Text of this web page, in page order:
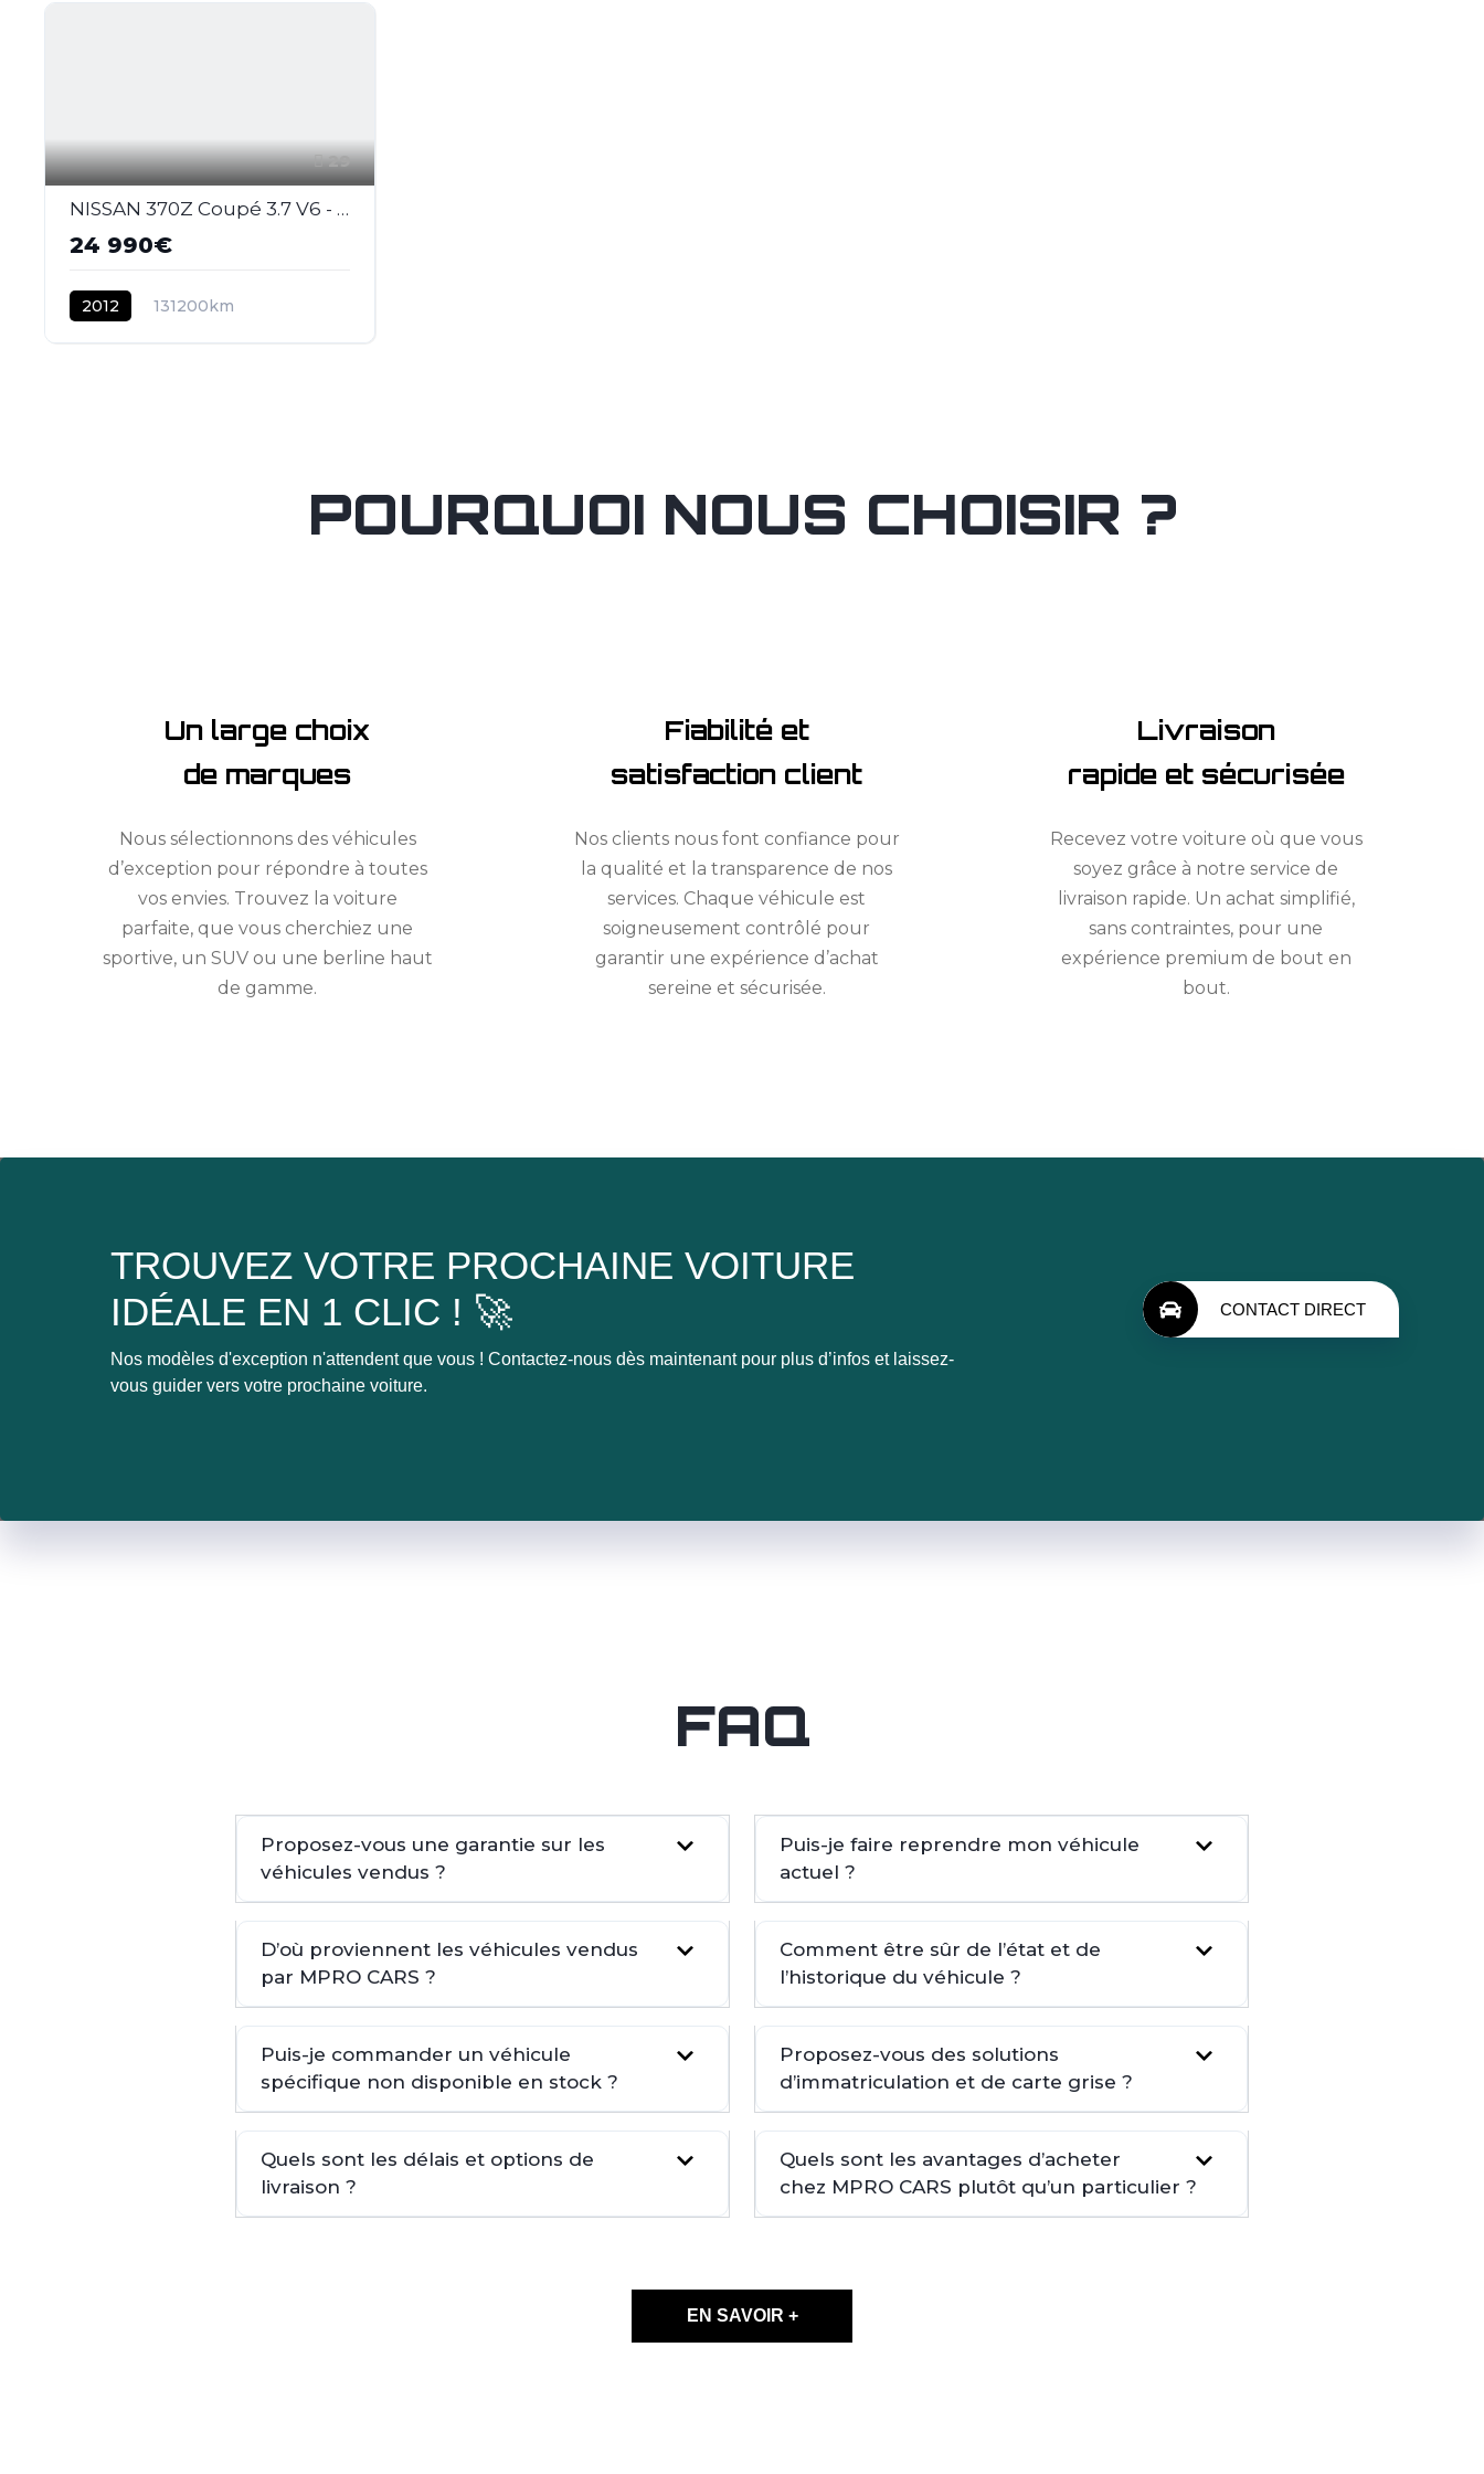
29
NISSAN 370Z Coupé 3.7 V6 - 328 - BVA COUPE GT Edition PHASE 1
24 990€
2012
131200km
POURQUOI NOUS CHOISIR ?
Un large choix
de marques
Nous sélectionnons des véhicules
d’exception pour répondre à toutes
vos envies. Trouvez la voiture
parfaite, que vous cherchiez une
sportive, un SUV ou une berline haut
de gamme.
Fiabilité et
satisfaction client
Nos clients nous font confiance pour
la qualité et la transparence de nos
services. Chaque véhicule est
soigneusement contrôlé pour
garantir une expérience d’achat
sereine et sécurisée.
Livraison
rapide et sécurisée
Recevez votre voiture où que vous
soyez grâce à notre service de
livraison rapide. Un achat simplifié,
sans contraintes, pour une
expérience premium de bout en
bout.
TROUVEZ VOTRE PROCHAINE VOITURE
IDÉALE EN 1 CLIC ! 🚀
Nos modèles d'exception n'attendent que vous ! Contactez-nous dès maintenant pour plus d’infos et laissez-
vous guider vers votre prochaine voiture.
CONTACT DIRECT
FAQ
Proposez-vous une garantie sur les
véhicules vendus ?
D’où proviennent les véhicules vendus
par MPRO CARS ?
Puis-je commander un véhicule
spécifique non disponible en stock ?
Quels sont les délais et options de
livraison ?
Puis-je faire reprendre mon véhicule
actuel ?
Comment être sûr de l’état et de
l’historique du véhicule ?
Proposez-vous des solutions
d’immatriculation et de carte grise ?
Quels sont les avantages d’acheter
chez MPRO CARS plutôt qu’un particulier ?
EN SAVOIR +